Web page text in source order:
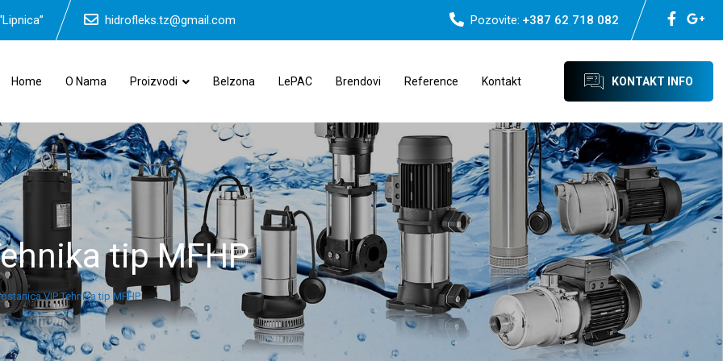
hidrofleks.tz@gmail.com Pozovite: +387 62 718 082
Home O Nama Proizvodi Belzona LePAC Brendovi Reference Kontakt KONTAKT INFO
tip MFHP
VIP Tehnika tip MFHP